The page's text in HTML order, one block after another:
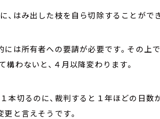
、はみ出した枝を自ら切除することがで
には所有者への要請が必要です。その上
構わないと、４月以降変わります。
本切るのに、裁判すると１年ほどの日
更と言えそうです。